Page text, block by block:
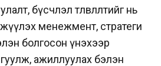
бүсчлэл төлөвлөлтийг нь
менежмент, стратеги
бэлэн болгосон үнэхээр
ажиллуулах бэлэн